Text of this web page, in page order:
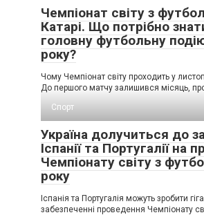
Чемпіонат світу з
Катарі. Що потрібно
головну футбольну
року?
Чому Чемпіонат світу проходить у
До першого матчу залишився місяць,
Спорт
Україна долучиться до
Іспанії та Португалії на
Чемпіонату світу з
року
Іспанія та Португалія можуть зробити
забезпеченні проведення Чемпіонату